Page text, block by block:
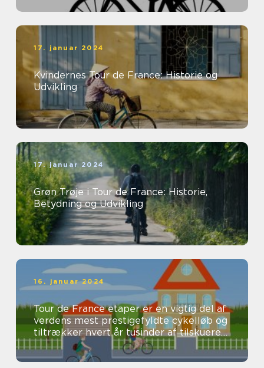
17. januar 2024
Kvindernes Tour de France: Historie og
Udvikling
17. januar 2024
Grøn Trøje i Tour de France: Historie,
Betydning og Udvikling
16. januar 2024
Tour de France etaper er en vigtig del af
verdens mest prestigefyldte cykelløb og
tiltrækker hvert år tusinder af tilskuere
og seere fra hele verden...